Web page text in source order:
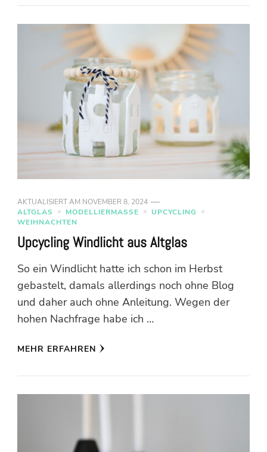
AKTUALISIERT AM NOVEMBER 8, 2024
ALTGLAS
MODELLIERMASSE
UPCYCLING
WEIHNACHTEN
Upcycling Windlicht aus Altglas
So ein Windlicht hatte ich schon im Herbst
gebastelt, damals allerdings noch ohne Blog
und daher auch ohne Anleitung. Wegen der
hohen Nachfrage habe ich …
MEHR ERFAHREN